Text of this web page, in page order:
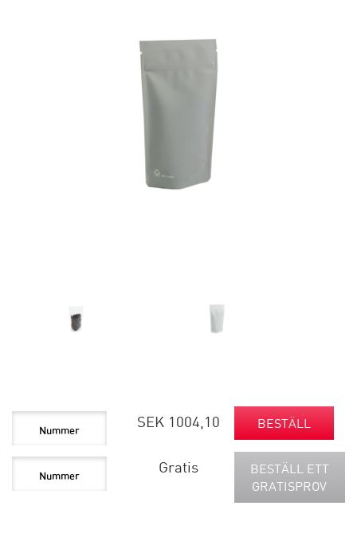
SEK 1004,10 BESTÄLL
Gratis
BESTÄLL ETT
GRATISPROV